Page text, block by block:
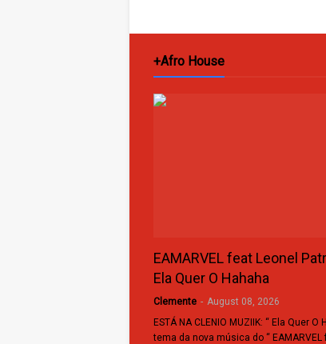
+Afro House
EAMARVEL feat Leonel
Ela Quer O Hahaha
Clemente - August 08, 2026
ESTÁ NA CLENIO MUZIIK: “ Ela Quer O
tema da nova música do “ EAMARVEL